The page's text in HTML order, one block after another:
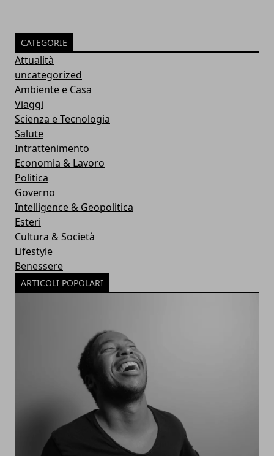
CATEGORIE
Attualità
uncategorized
Ambiente e Casa
Viaggi
Scienza e Tecnologia
Salute
Intrattenimento
Economia & Lavoro
Politica
Governo
Intelligence & Geopolitica
Esteri
Cultura & Società
Lifestyle
Benessere
ARTICOLI POPOLARI